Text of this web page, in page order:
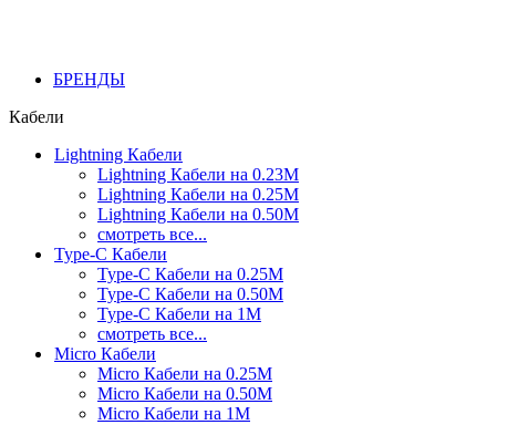
БРЕНДЫ
Кабели
Lightning Кабели
Lightning Кабели на 0.23М
Lightning Кабели на 0.25М
Lightning Кабели на 0.50М
смотреть все...
Type-C Кабели
Type-C Кабели на 0.25М
Type-C Кабели на 0.50М
Type-C Кабели на 1М
смотреть все...
Micro Кабели
Micro Кабели на 0.25М
Micro Кабели на 0.50М
Micro Кабели на 1М